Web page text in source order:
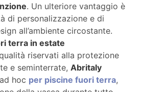
. Un ulteriore vantaggio è
di personalizzazione e di
all’ambiente circostante.
terra in estate
riservati alla protezione
e seminterrate, Abritaly
ad hoc per piscine fuori terra,